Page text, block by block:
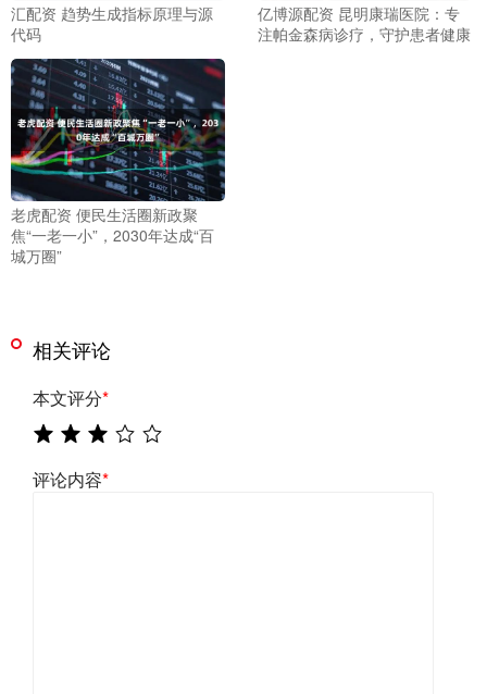
汇配资 趋势生成指标原理与源
代码
亿博源配资 昆明康瑞医院：专
注帕金森病诊疗，守护患者健康
老虎配资 便民生活圈新政聚
焦“一老一小”，2030年达成“百
城万圈”
相关评论
本文评分*
评论内容*